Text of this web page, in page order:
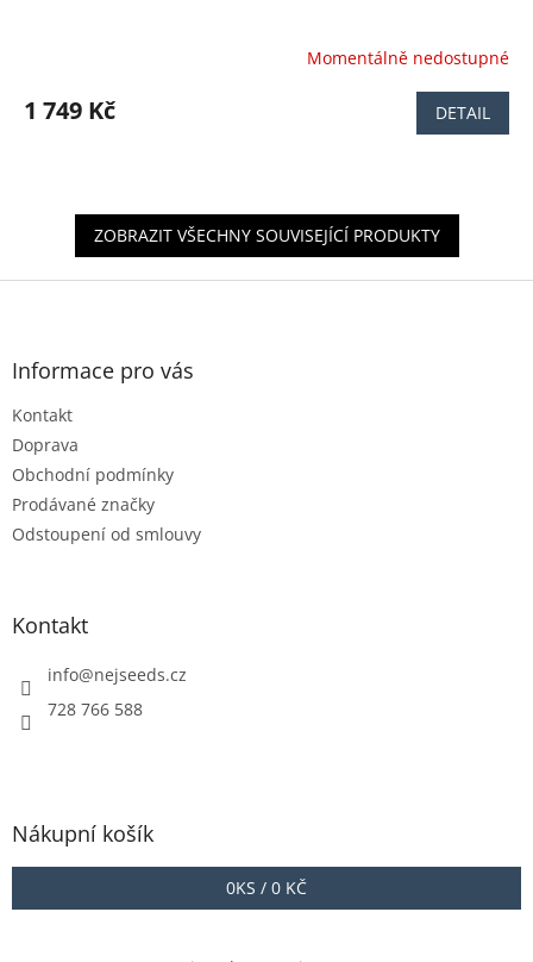
produktu
hvězdiček.
Momentálně nedostupné
1 749 Kč DETAIL
ZOBRAZIT VŠECHNY SOUVISEJÍCÍ PRODUKTY
Z
Informace pro vás
Kontakt
Doprava
Obchodní podmínky
Prodávané značky
Odstoupení od smlouvy
Kontakt
info@nejseeds.cz
728 766 588
Nákupní košík
0KS / 0 KČ